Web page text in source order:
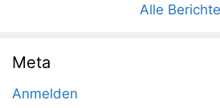
Alle Berichte
Meta
Anmelden